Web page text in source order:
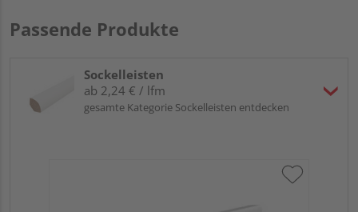
Passende Produkte
Sockelleisten
ab 2,24 € / lfm
gesamte Kategorie Sockelleisten entdecken